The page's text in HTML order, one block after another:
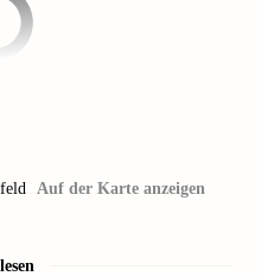
Auf der Karte anzeigen